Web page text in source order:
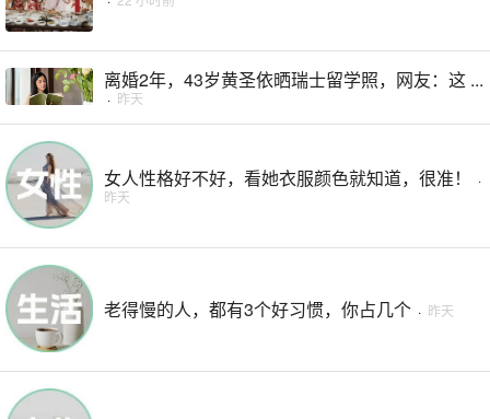
离婚2年，43岁黄圣依晒瑞士留学照，网友：这 ...
· 昨天
女人性格好不好，看她衣服颜色就知道，很准！
·
昨天
老得慢的人，都有3个好习惯，你占几个 · 昨天